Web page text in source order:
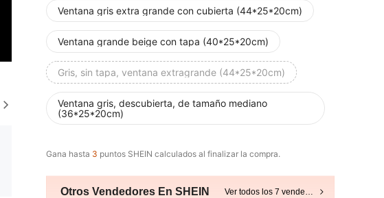
Ventana gris extra grande con cubierta (44*25*20cm)
Ventana grande beige con tapa (40*25*20cm)
Gris, sin tapa, ventana extragrande (44*25*20cm)
Ventana gris, descubierta, de tamaño mediano
(36*25*20cm)
Gana hasta 3 puntos SHEIN calculados al finalizar la compra.
Otros Vendedores En SHEIN Ver todos los 7 vendedores